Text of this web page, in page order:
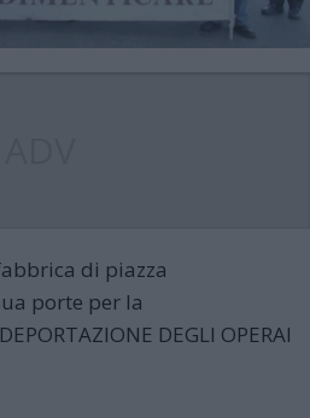
di piazza
porte per la
DEGLI OPERAI